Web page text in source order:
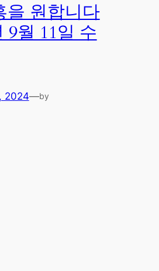
을 원합니다
9월 11일 수
2024—by